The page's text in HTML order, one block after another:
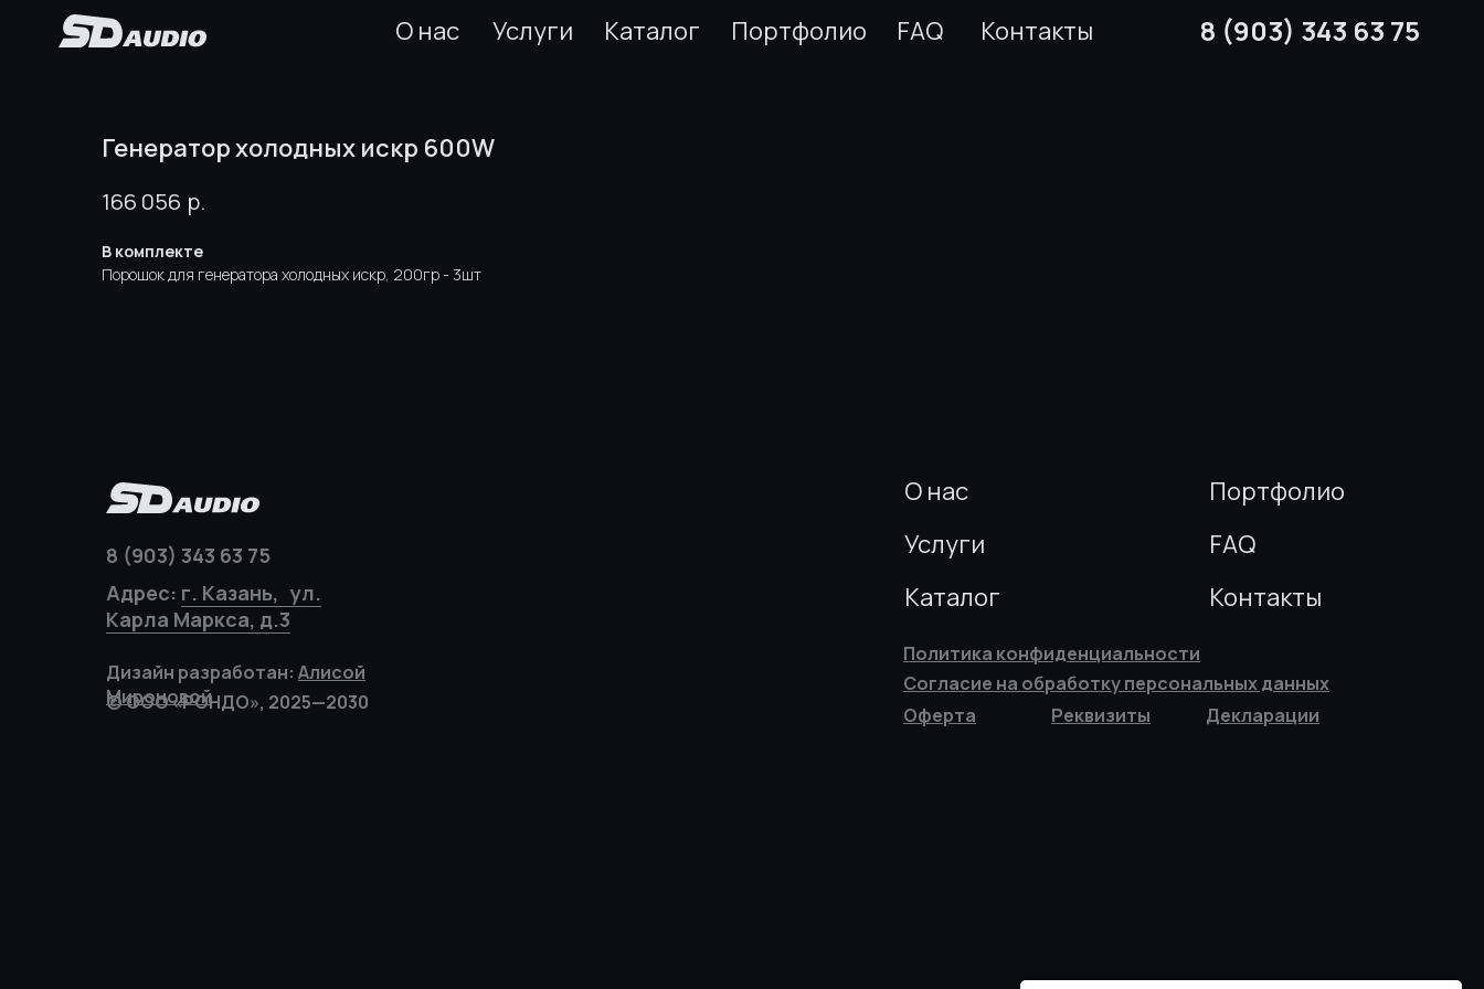
Каталог
Услуги
О нас Портфолио FAQ Контакты 8 (903) 343 63 75
Генератор холодных искр 600W
166 056 р.
В комплекте
Порошок для генератора холодных искр, 200гр - 3шт
8 (903) 343 63 75
Адрес: г. Казань, ул.
Карла Маркса, д.3
Политика конфиденциальности
Декларации
Реквизиты
Оферта
Согласие на обработку персональных данных
Дизайн разработан: Алисой
Мироновой
© ООО «РОНДО», 2025—2030
Каталог
Портфолио
FAQ
Контакты
Услуги
О нас